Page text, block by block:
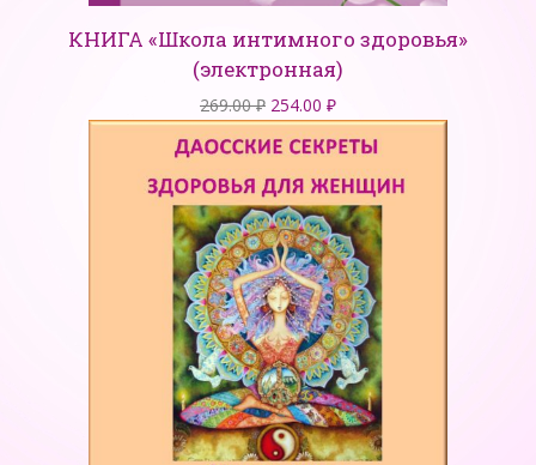
КНИГА «Школа интимного здоровья»
(электронная)
269.00₽ Первоначальная
цена
составляла
269.00 ₽.
254.00 ₽Текущая
цена:
254.00 ₽.